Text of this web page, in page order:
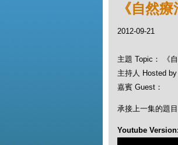
《自然
2012-09-21
主題 Topic： 《
主持人 Hosted
嘉賓 Guest：
承接上一集的題
Youtube Version: